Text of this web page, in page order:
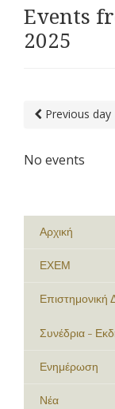
Events
2025
Previous day
No events
Αρχική
ΕΧΕΜ
Επιστημονική
Συνέδρια -
Ενημέρωση
Νέα